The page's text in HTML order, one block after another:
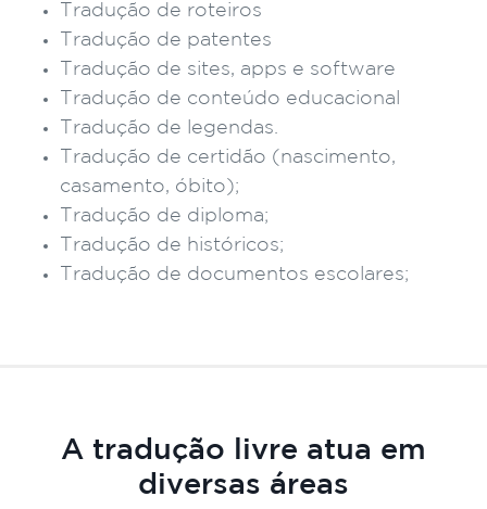
Tradução de roteiros
Tradução de patentes
Tradução de sites, apps e software
Tradução de conteúdo educacional
Tradução de legendas.
Tradução de certidão (nascimento,
casamento, óbito);
Tradução de diploma;
Tradução de históricos;
Tradução de documentos escolares;
A tradução livre atua em
diversas áreas